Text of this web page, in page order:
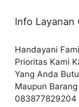
Info Layanan
Handayani
Prioritas Kami
Yang Anda
Maupun